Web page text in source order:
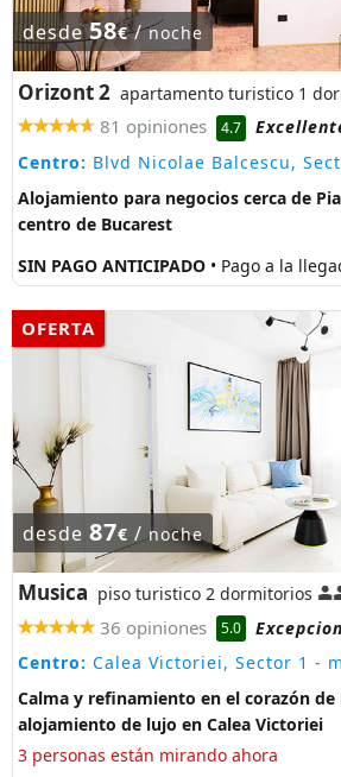
desde58€/noche
Orizont 2 apartamento turistico 1
81 opiniones 4.7
Centro: Blvd Nicolae Balcescu,
Alojamiento para negocios cerca de
centro de Bucarest
SIN PAGO ANTICIPADO • Pago a la
OFERTA
desde 87€ /noche
Musica piso turistico 2 dormitorios
36 opiniones 5.0
Centro: Calea Victoriei, Sector 1 -
Calma y refinamiento en el corazón de
alojamiento de lujo en Calea Victoriei
3 personas están mirando ahora